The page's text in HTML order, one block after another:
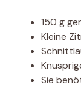
150 g
Kleine
Sie